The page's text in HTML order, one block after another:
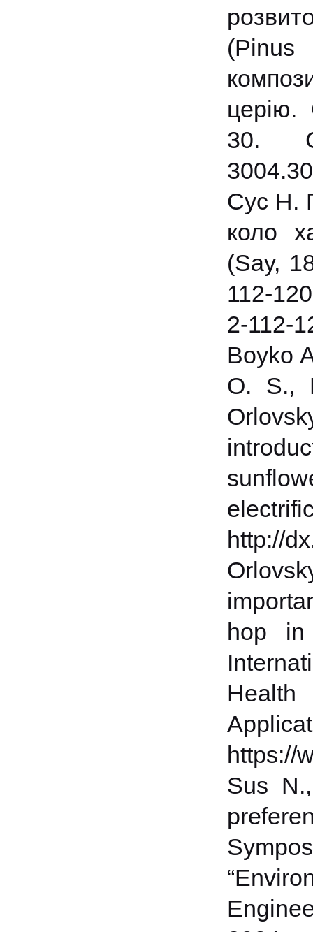
церію.
30. С.
Сус Н.
коло
(Say,
112-
2-112-
Boyko
O. S.,
http://
hop in
Health
https://
Sus